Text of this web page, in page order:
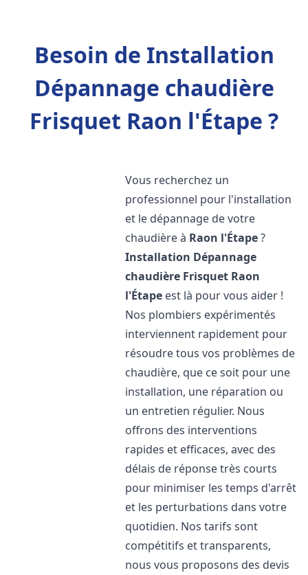
Besoin de Installation
Dépannage chaudière
Frisquet Raon l'Étape ?
Vous recherchez un
professionnel pour l'installation
et le dépannage de votre
chaudière à Raon l'Étape?
Installation Dépannage
chaudière Frisquet Raon
l'Étape est là pour vous aider !
Nos plombiers expérimentés
interviennent rapidement pour
résoudre tous vos problèmes de
chaudière, que ce soit pour une
installation, une réparation ou
un entretien régulier. Nous
offrons des interventions
rapides et efficaces, avec des
délais de réponse très courts
pour minimiser les temps d'arrêt
et les perturbations dans votre
quotidien. Nos tarifs sont
compétitifs et transparents,
nous vous proposons des devis